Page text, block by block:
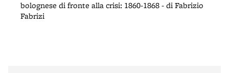
bolognese di fronte alla crisi: 1860-1868 - di Fabrizio
Fabrizi